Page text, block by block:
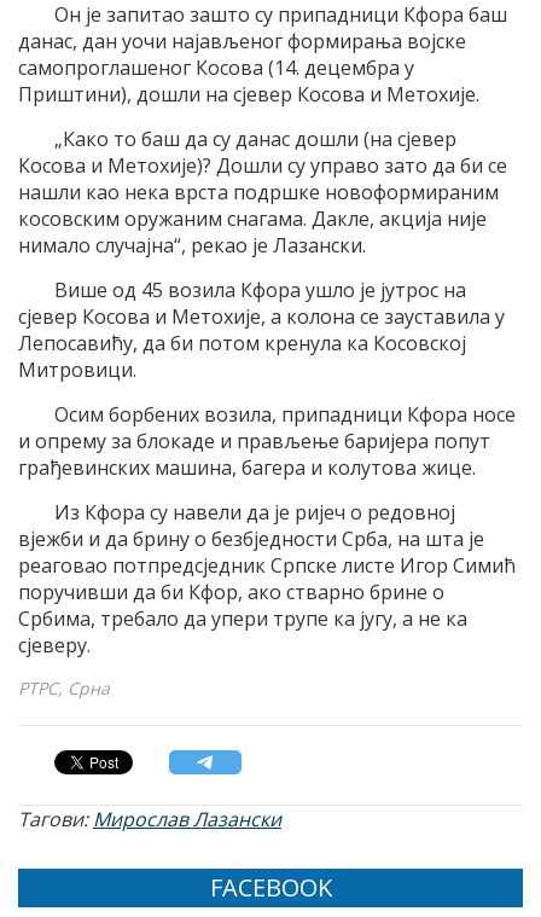
Он је запитао зашто су припадници Кфора баш
данас, дан уочи најављеног формирања војске
самопроглашеног Косова (14. децембра у
Приштини), дошли на сјевер Косова и Метохије.
„Како то баш да су данас дошли (на сјевер
Косова и Метохије)? Дошли су управо зато да би се
нашли као нека врста подршке новоформираним
косовским оружаним снагама. Дакле, акција није
нимало случајна“, рекао је Лазански.
Више од 45 возила Кфора ушло је јутрос на
сјевер Косова и Метохије, а колона се зауставила у
Лепосавићу, да би потом кренула ка Косовској
Митровици.
Осим борбених возила, припадници Кфора носе
и опрему за блокаде и прављење баријера попут
грађевинских машина, багера и колутова жице.
Из Кфора су навели да је ријеч о редовној
вјежби и да брину о безбједности Срба, на шта је
реаговао потпредсједник Српске листе Игор Симић
поручивши да би Кфор, ако стварно брине о
Србима, требало да упери трупе ка југу, а не ка
сјеверу.
РТРС, Срна
Тагови:Мирослав Лазански
FACEBOOK